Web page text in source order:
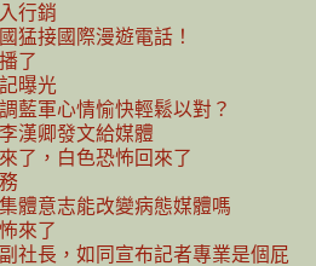
行銷
猛接國際漫遊電話！
了
曝光
藍軍心情愉快輕鬆以對？
漢卿發文給媒體
了，白色恐怖回來了
體意志能改變病態媒體嗎
來了
社長，如同宣布記者專業是個屁